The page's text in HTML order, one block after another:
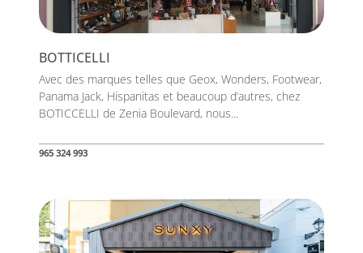
BOTTICELLI
Avec des marques telles que Geox, Wonders, Footwear,
Panama Jack, Hispanitas et beaucoup d’autres, chez
BOTICCELLI de Zenia Boulevard, nous...
965 324 993